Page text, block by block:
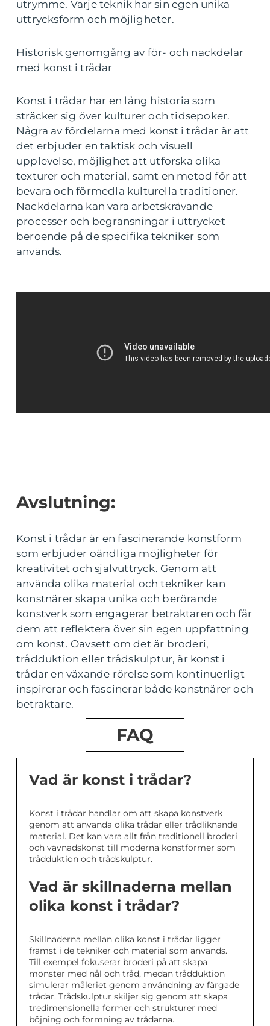
utrymme. Varje teknik har sin egen unika
uttrycksform och möjligheter.
Historisk genomgång av för- och nackdelar
med konst i trådar
Konst i trådar har en lång historia som
sträcker sig över kulturer och tidsepoker.
Några av fördelarna med konst i trådar är att
det erbjuder en taktisk och visuell
upplevelse, möjlighet att utforska olika
texturer och material, samt en metod för att
bevara och förmedla kulturella traditioner.
Nackdelarna kan vara arbetskrävande
processer och begränsningar i uttrycket
beroende på de specifika tekniker som
används.
Avslutning:
Konst i trådar är en fascinerande konstform
som erbjuder oändliga möjligheter för
kreativitet och självuttryck. Genom att
använda olika material och tekniker kan
konstnärer skapa unika och berörande
konstverk som engagerar betraktaren och får
dem att reflektera över sin egen uppfattning
om konst. Oavsett om det är broderi,
trådduktion eller trådskulptur, är konst i
trådar en växande rörelse som kontinuerligt
inspirerar och fascinerar både konstnärer och
betraktare.
FAQ
Vad är konst i trådar?
Konst i trådar handlar om att skapa konstverk
genom att använda olika trådar eller trådliknande
material. Det kan vara allt från traditionell broderi
och vävnadskonst till moderna konstformer som
trådduktion och trådskulptur.
Vad är skillnaderna mellan
olika konst i trådar?
Skillnaderna mellan olika konst i trådar ligger
främst i de tekniker och material som används.
Till exempel fokuserar broderi på att skapa
mönster med nål och tråd, medan trådduktion
simulerar måleriet genom användning av färgade
trådar. Trådskulptur skiljer sig genom att skapa
tredimensionella former och strukturer med
böjning och formning av trådarna.